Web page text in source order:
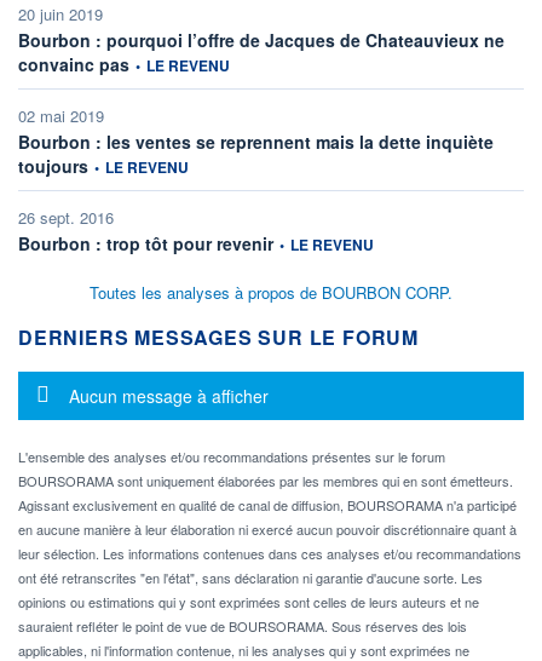
20 juin 2019
Bourbon : pourquoi l’offre de Jacques de Chateauvieux ne
convainc pas information fournie par
• LE REVENU
02 mai 2019
Bourbon : les ventes se reprennent mais la dette inquiète
toujours information fournie par
• LE REVENU
26 sept. 2016
Bourbon : trop tôt pour revenirinformation fournie par
• LE REVENU
Toutes les analyses à propos de BOURBON CORP.
DERNIERS MESSAGES SUR LE FORUM
Message d'information
Aucun message à afficher
L'ensemble des analyses et/ou recommandations présentes sur le forum
BOURSORAMA sont uniquement élaborées par les membres qui en sont émetteurs.
Agissant exclusivement en qualité de canal de diffusion, BOURSORAMA n'a participé
en aucune manière à leur élaboration ni exercé aucun pouvoir discrétionnaire quant à
leur sélection. Les informations contenues dans ces analyses et/ou recommandations
ont été retranscrites "en l'état", sans déclaration ni garantie d'aucune sorte. Les
opinions ou estimations qui y sont exprimées sont celles de leurs auteurs et ne
sauraient refléter le point de vue de BOURSORAMA. Sous réserves des lois
applicables, ni l'information contenue, ni les analyses qui y sont exprimées ne